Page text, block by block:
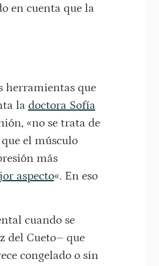
en cuenta que la
herramientas que
la doctora Sofía
«no se trata de
el músculo
más
aspecto«. En eso
cuando se
del Cueto– que
congelado o sin